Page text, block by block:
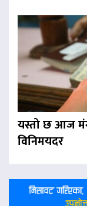
यस्तो छ आज
विनिमयदर